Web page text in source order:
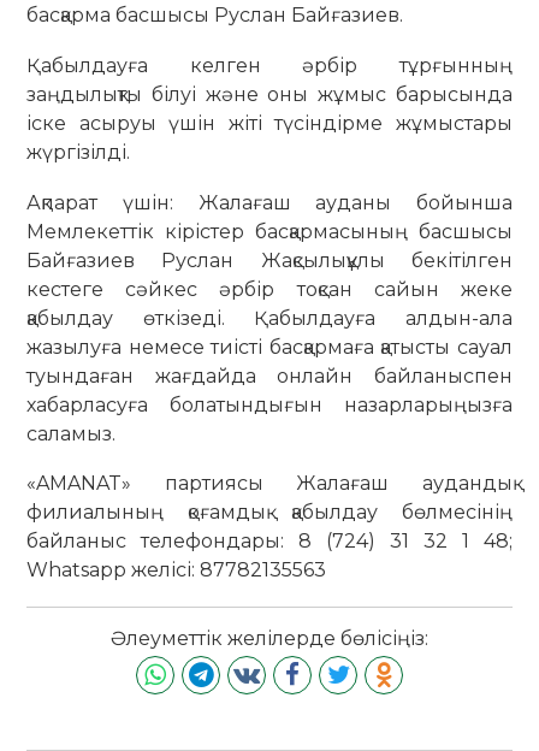
басқарма басшысы Руслан Байғазиев.
Қабылдауға келген әрбір тұрғынның
заңдылықты білуі және оны жұмыс барысында
іске асыруы үшін жіті түсіндірме жұмыстары
жүргізілді.
Ақпарат үшін: Жалағаш ауданы бойынша
Мемлекеттік кірістер басқармасының басшысы
Байғазиев Руслан Жақсылықұлы бекітілген
кестеге сәйкес әрбір тоқсан сайын жеке
қабылдау өткізеді. Қабылдауға алдын-ала
жазылуға немесе тиісті басқармаға қатысты сауал
туындаған жағдайда онлайн байланыспен
хабарласуға болатындығын назарларыңызға
саламыз.
«AMANAT» партиясы Жалағаш аудандық
филиалының қоғамдық қабылдау бөлмесінің
байланыс телефондары: 8 (724) 31 32 1 48;
Whatsapp желісі: 87782135563
Әлеуметтік желілерде бөлісіңіз: